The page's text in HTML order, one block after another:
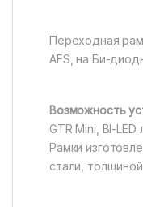
Переходная
AFS, на Би-
Возможность
GTR Mini, BI-LED
Рамки
стали,